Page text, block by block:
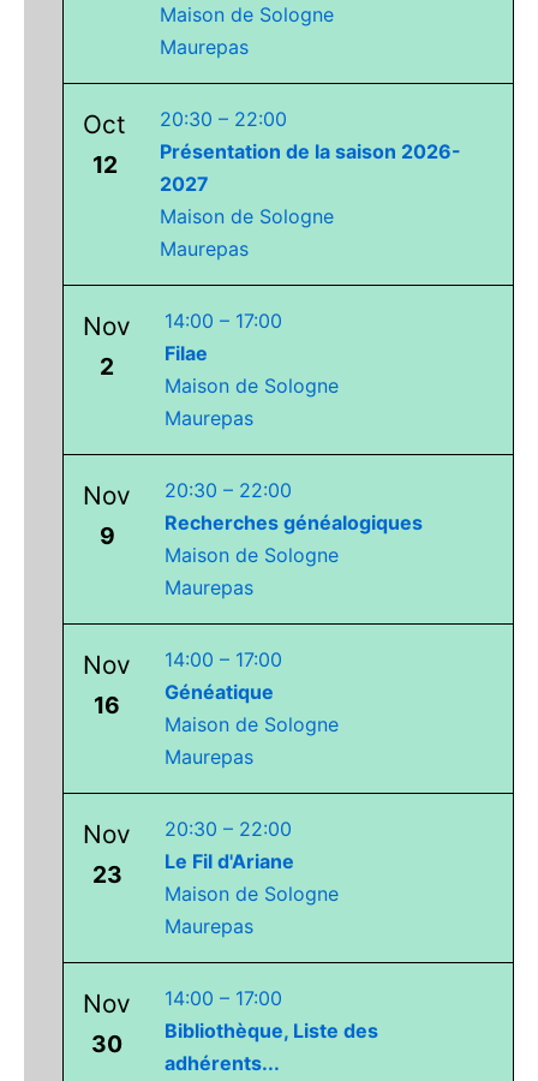
Maison de Sologne
Maurepas
Oct
12
20:30 – 22:00
Présentation de la saison 2026-
2027
Maison de Sologne
Maurepas
Nov
2
14:00 – 17:00
Filae
Maison de Sologne
Maurepas
Nov
9
20:30 – 22:00
Recherches généalogiques
Maison de Sologne
Maurepas
Nov
16
14:00 – 17:00
Généatique
Maison de Sologne
Maurepas
Nov
23
20:30 – 22:00
Le Fil d'Ariane
Maison de Sologne
Maurepas
Nov
30
14:00 – 17:00
Bibliothèque, Liste des
adhérents...